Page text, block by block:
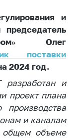
и
Олег
поставки
2024 год.
и
проект плана
производства
и каналам
общем объеме